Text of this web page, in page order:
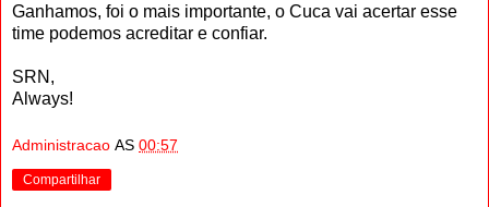
Ganhamos, foi o mais importante, o Cuca vai acertar esse
time podemos acreditar e confiar.
SRN,
Always!
Administracao AS 00:57
Compartilhar